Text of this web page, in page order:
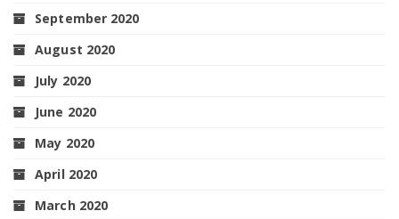
September 2020
August 2020
July 2020
June 2020
May 2020
April 2020
March 2020